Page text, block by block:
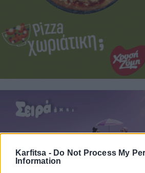
Karfitsa - Do Not Process My
Information